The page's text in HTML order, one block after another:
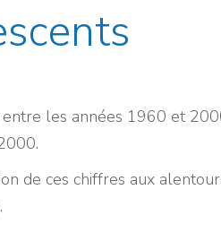
les années 1960 et
de ces chiffres aux